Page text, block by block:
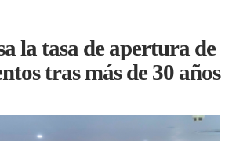
la tasa de apertura de
tras más de 30 años